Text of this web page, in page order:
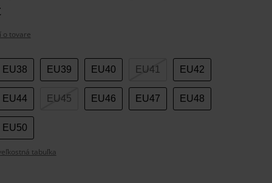
o tovare
EU38 EU39 EU40 EU41 EU42
EU44 EU45 EU46 EU47 EU48
EU50
tabuľka